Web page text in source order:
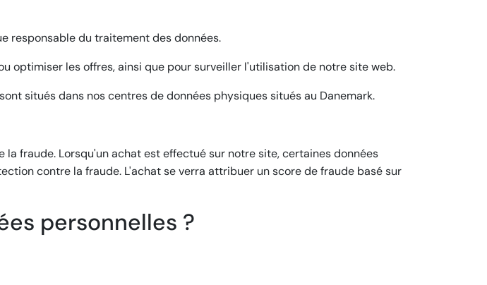
responsable du traitement des données.
optimiser les offres, ainsi que pour surveiller l'utilisation de notre site web.
situés dans nos centres de données physiques situés au Danemark.
fraude. Lorsqu'un achat est effectué sur notre site, certaines données
contre la fraude. L'achat se verra attribuer un score de fraude basé sur
personnelles ?